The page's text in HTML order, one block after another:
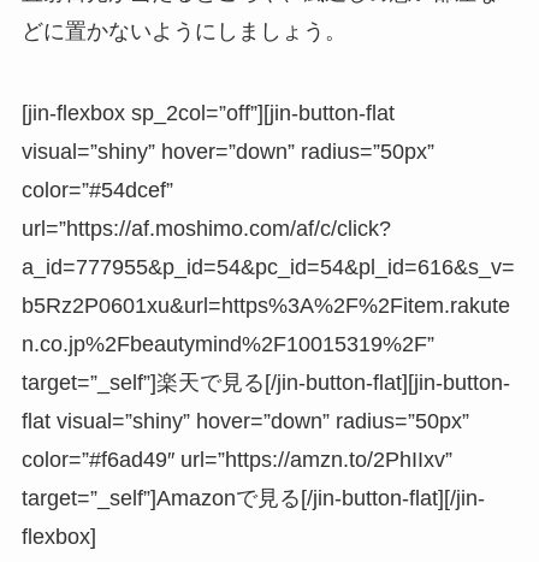
どに置かないようにしましょう。
[jin-flexbox sp_2col=”off”][jin-button-flat
visual=”shiny” hover=”down” radius=”50px”
color=”#54dcef”
url=”https://af.moshimo.com/af/c/click?
a_id=777955&p_id=54&pc_id=54&pl_id=616&s_v=
b5Rz2P0601xu&url=https%3A%2F%2Fitem.rakute
n.co.jp%2Fbeautymind%2F10015319%2F”
target=”_self”]楽天で見る[/jin-button-flat][jin-button-
flat visual=”shiny” hover=”down” radius=”50px”
color=”#f6ad49″ url=”https://amzn.to/2PhIIxv”
target=”_self”]Amazonで見る[/jin-button-flat][/jin-
flexbox]